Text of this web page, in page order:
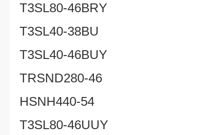
T3SL80-46BRY
T3SL40-38BU
T3SL40-46BUY
TRSND280-46
HSNH440-54
T3SL80-46UUY